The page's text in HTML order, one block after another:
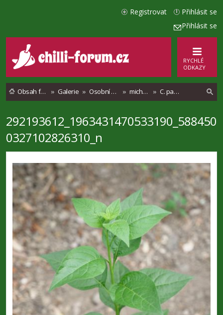
Přihlásit se
Přihlásit se
Registrovat
RYCHLÉ
ODKAZY
Obsah fóra Galerie Osobní alba michalsiegel C. parvifolium
l
292193612_1963431470533190_588450
0327102826310_n